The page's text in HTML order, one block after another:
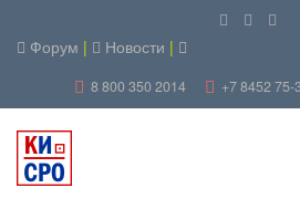
Форум | Новости |
8 800 350 2014 +7 8452 75-